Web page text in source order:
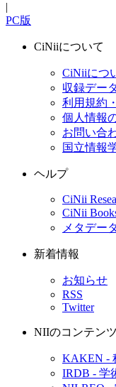
|
PC版
CiNiiについて
CiNiiにつ
収録デー
利用規約
個人情報
お問い合
国立情報
ヘルプ
CiNii
CiNii
メタデー
新着情報
お知らせ
RSS
Twitter
NIIのコンテン
KAKEN -
IRDB - 学